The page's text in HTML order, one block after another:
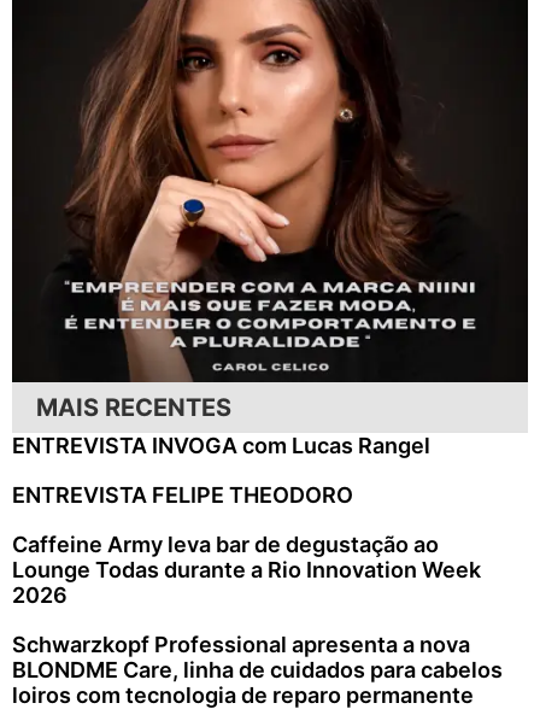
MAIS RECENTES
ENTREVISTA INVOGA com Lucas Rangel
ENTREVISTA FELIPE THEODORO
Caffeine Army leva bar de degustação ao
Lounge Todas durante a Rio Innovation Week
2026
Schwarzkopf Professional apresenta a nova
BLONDME Care, linha de cuidados para cabelos
loiros com tecnologia de reparo permanente